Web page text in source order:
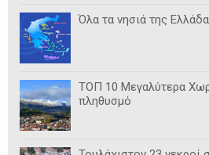
Όλα τα νησιά της
ΤΟΠ 10 Μεγαλύτερα
πληθυσμό